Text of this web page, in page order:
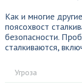
Как и многие
поясохвост
безопасности.
сталкиваются,
Угроза